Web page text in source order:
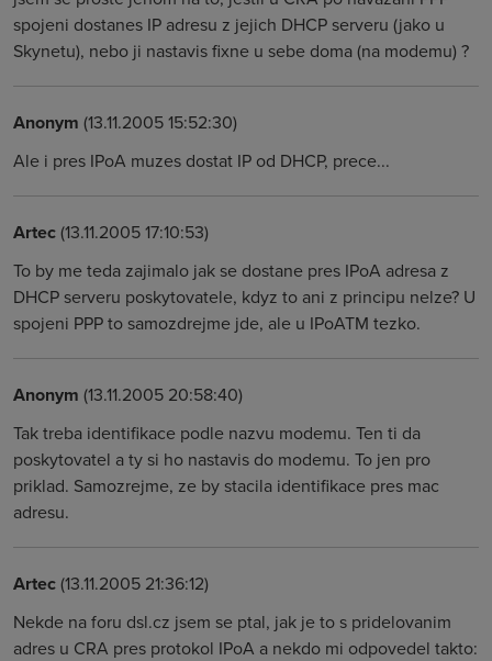
spojeni dostanes IP adresu z jejich DHCP serveru (jako u
Skynetu), nebo ji nastavis fixne u sebe doma (na modemu) ?
Anonym (13.11.2005 15:52:30)
Ale i pres IPoA muzes dostat IP od DHCP, prece...
Artec(13.11.2005 17:10:53)
To by me teda zajimalo jak se dostane pres IPoA adresa z
DHCP serveru poskytovatele, kdyz to ani z principu nelze? U
spojeni PPP to samozdrejme jde, ale u IPoATM tezko.
Anonym (13.11.2005 20:58:40)
Tak treba identifikace podle nazvu modemu. Ten ti da
poskytovatel a ty si ho nastavis do modemu. To jen pro
priklad. Samozrejme, ze by stacila identifikace pres mac
adresu.
Artec(13.11.2005 21:36:12)
Nekde na foru dsl.cz jsem se ptal, jak je to s pridelovanim
adres u CRA pres protokol IPoA a nekdo mi odpovedel takto: